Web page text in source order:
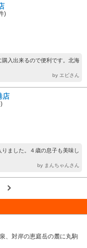
)
入出来るので便利です。北海
by エビさん
店
ました。４歳の息子も美味し
by まんちゃんさん
、対岸の恵庭岳の麓に丸駒